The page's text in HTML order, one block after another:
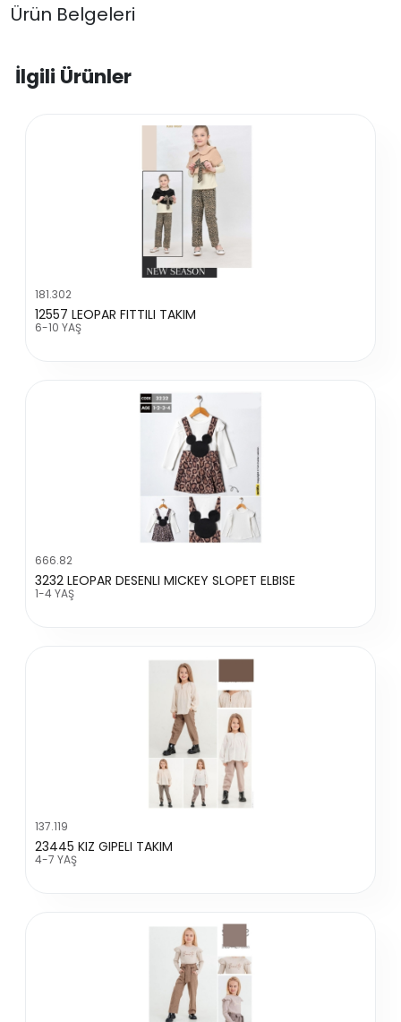
Ürün Belgeleri
İlgili Ürünler
181.302
12557 LEOPAR FITTILI TAKIM
6-10 YAŞ
666.82
3232 LEOPAR DESENLI MICKEY SLOPET ELBISE
1-4 YAŞ
137.119
23445 KIZ GIPELI TAKIM
4-7 YAŞ